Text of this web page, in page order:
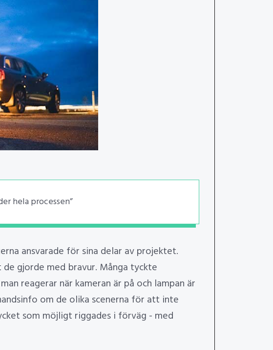
hela processen”
ansvarade för sina delar av projektet.
gjorde med bravur. Många tyckte
reagerar när kameran är på och lampan är
om de olika scenerna för att inte
som möjligt riggades i förväg - med